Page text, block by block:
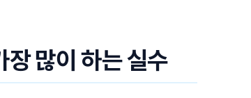
장 많이 하는 실수